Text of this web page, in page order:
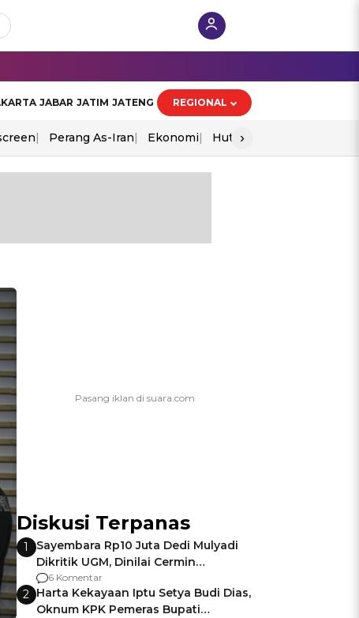
JABAR JATIM JATENG REGIONAL
Perang As-Iran Ekonomi Hut Ri
›
Diskusi Terpanas
1
Sayembara Rp10 Juta Dedi Mulyadi
Dikritik UGM, Dinilai Cermin
Gagalnya Negara Jamin Keamanan
6 Komentar
2 Harta Kekayaan Iptu Setya Budi Dias,
Oknum KPK Pemeras Bupati